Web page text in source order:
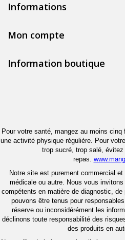
Informations
Mon compte
Information boutique
Pour votre santé, mangez au moins
une activité physique régulière. Pour
trop sucré, trop salé,
repas.
Notre site est purement commercial
médicale ou autre. Nous vous
compétents en matière de diagnostic,
pouvons être tenus pour
réserve ou inconsidérément les
déclinons toute responsabilité des
des produits en